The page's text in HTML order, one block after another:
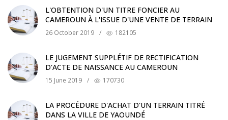
L'OBTENTION D'UN TITRE FONCIER AU
CAMEROUN À L'ISSUE D'UNE VENTE DE TERRAIN
26 October 2019 / 182105
LE JUGEMENT SUPPLÉTIF DE RECTIFICATION
D'ACTE DE NAISSANCE AU CAMEROUN
15 June 2019 / 170730
LA PROCÉDURE D'ACHAT D'UN TERRAIN TITRÉ
DANS LA VILLE DE YAOUNDÉ